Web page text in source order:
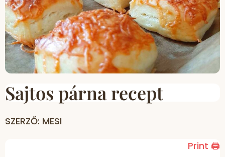
Sajtos párna recept
SZERZŐ: MESI
Print 🖨